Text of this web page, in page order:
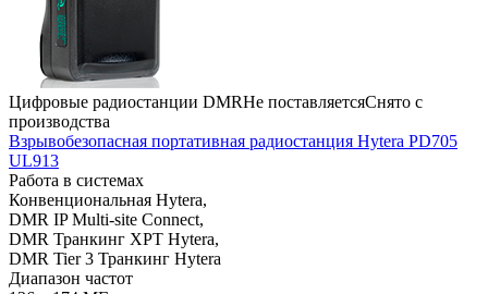
Цифровые радиостанции DMRНе поставляетсяСнято с
производства
Взрывобезопасная портативная радиостанция Hytera PD705
UL913
Работа в системах
Конвенциональная Hytera,
DMR IP Multi-site Connect,
DMR Транкинг XPT Hytera,
DMR Tier 3 Транкинг Hytera
Диапазон частот